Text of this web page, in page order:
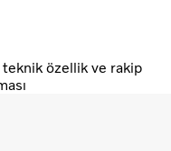
teknik özellik ve rakip